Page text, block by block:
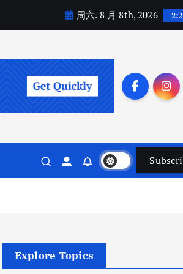
周六. 8 月 8th, 2026
Explore Topics